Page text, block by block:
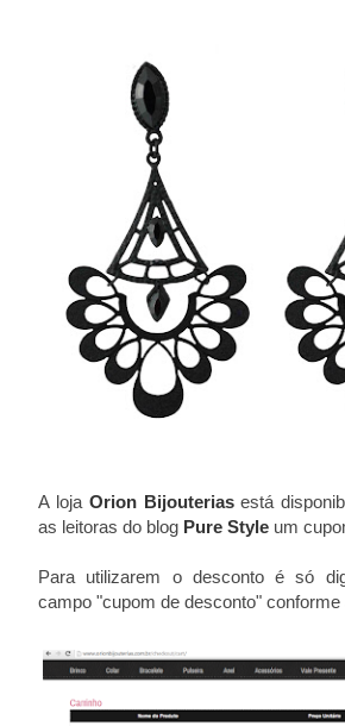
A loja Orion Bijouteriasestá
as leitoras do blog Pure Style um
Para utilizarem o desconto é só
campo "cupom de desconto"